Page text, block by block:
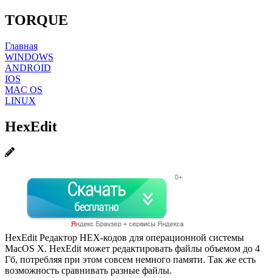
TORQUE
Главная
WINDOWS
ANDROID
IOS
MAC OS
LINUX
HexEdit
HexEdit Редактор HEX-кодов для операционной системы
MacOS X. HexEdit может редактировать файлы объемом до 4
Гб, потребляя при этом совсем немного памяти. Так же есть
возможность сравнивать разные файлы.